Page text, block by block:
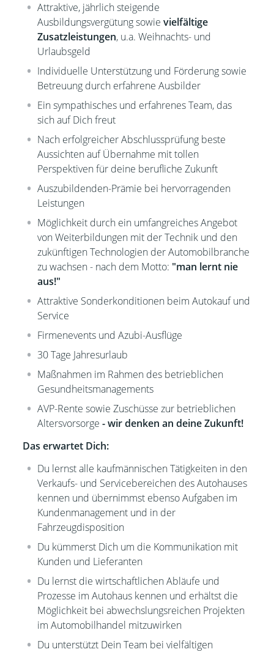
Attraktive, jährlich steigende
Ausbildungsvergütung sowievielfältige
Zusatzleistungen, u.a. Weihnachts- und
Urlaubsgeld
Individuelle Unterstützung und Förderung sowie
Betreuung durch erfahrene Ausbilder
Ein sympathisches und erfahrenes Team, das
sich auf Dich freut
Nach erfolgreicher Abschlussprüfung beste
Aussichten auf Übernahme mit tollen
Perspektiven für deine berufliche Zukunft
Auszubildenden-Prämie bei hervorragenden
Leistungen
Möglichkeit durch ein umfangreiches Angebot
von Weiterbildungen mit der Technik und den
zukünftigen Technologien der Automobilbranche
zu wachsen - nach dem Motto: "man lernt nie
aus!"
Attraktive Sonderkonditionen beim Autokauf und
Service
Firmenevents und Azubi-Ausflüge
30 Tage Jahresurlaub
Maßnahmen im Rahmen des betrieblichen
Gesundheitsmanagements
AVP-Rente sowie Zuschüsse zur betrieblichen
Altersvorsorge - wir denken an deine Zukunft!
Das erwartet Dich:
Du lernst alle kaufmännischen Tätigkeiten in den
Verkaufs- und Servicebereichen des Autohauses
kennen und übernimmst ebenso Aufgaben im
Kundenmanagement und in der
Fahrzeugdisposition
Du kümmerst Dich um die Kommunikation mit
Kunden und Lieferanten
Du lernst die wirtschaftlichen Abläufe und
Prozesse im Autohaus kennen und erhältst die
Möglichkeit bei abwechslungsreichen Projekten
im Automobilhandel mitzuwirken
Du unterstützt Dein Team bei vielfältigen